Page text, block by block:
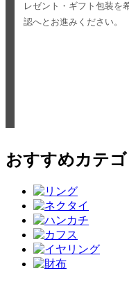
レゼント・ギフト包装を
認へとお進みください。
おすすめカテ